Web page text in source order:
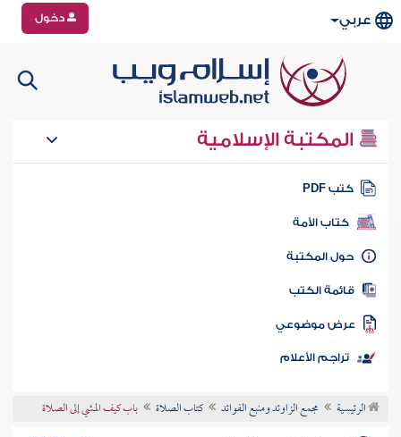
عربي دخول
المكتبة الإسلامية
كتب PDF
كتاب الأمة
المكتبة
الكتب
موضوعي
تراجم الأعلام
الرئيسية مجمع الزاوئد ومنبع الفوائد كتاب الصلاة باب كيف المشي إلى الصلاة